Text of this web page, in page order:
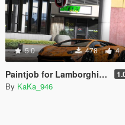
5.0 478 4
Paintjob for Lamborghini Aventador LP700-4 LB Works
By KaKa_946